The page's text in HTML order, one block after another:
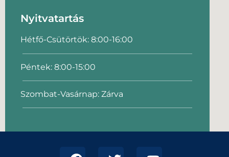
Nyitvatartás
Hétfő-Csütörtök: 8:00-16:00
Péntek: 8:00-15:00
Szombat-Vasárnap: Zárva